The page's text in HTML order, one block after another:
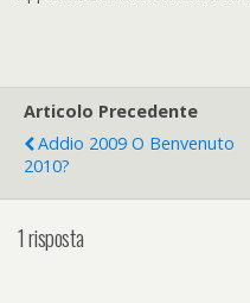
Articolo Precedente
Addio 2009 O Benvenuto
2010?
1 risposta